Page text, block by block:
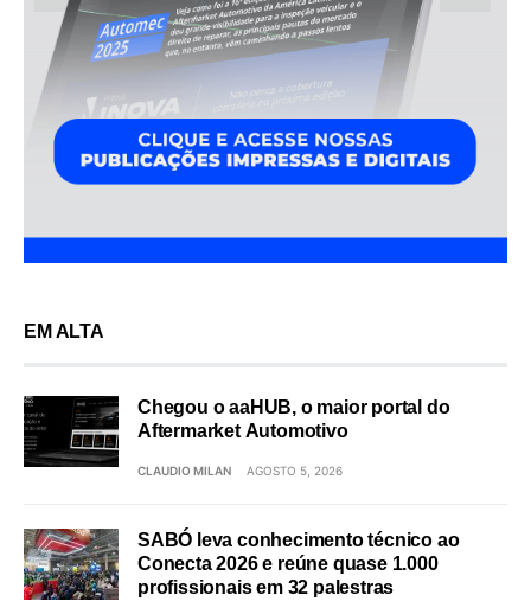
EM ALTA
Chegou o aaHUB, o maior portal do
Aftermarket Automotivo
CLAUDIO MILAN AGOSTO 5, 2026
SABÓ leva conhecimento técnico ao
Conecta 2026 e reúne quase 1.000
profissionais em 32 palestras